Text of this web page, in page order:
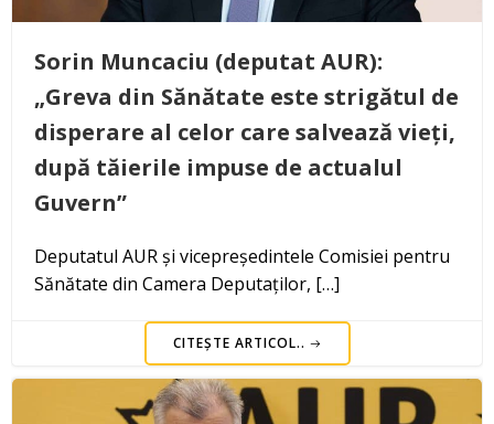
Sorin Muncaciu (deputat AUR):
„Greva din Sănătate este strigătul de
disperare al celor care salvează vieți,
după tăierile impuse de actualul
Guvern”
Deputatul AUR și vicepreședintele Comisiei pentru
Sănătate din Camera Deputaților, […]
CITEȘTE ARTICOL..